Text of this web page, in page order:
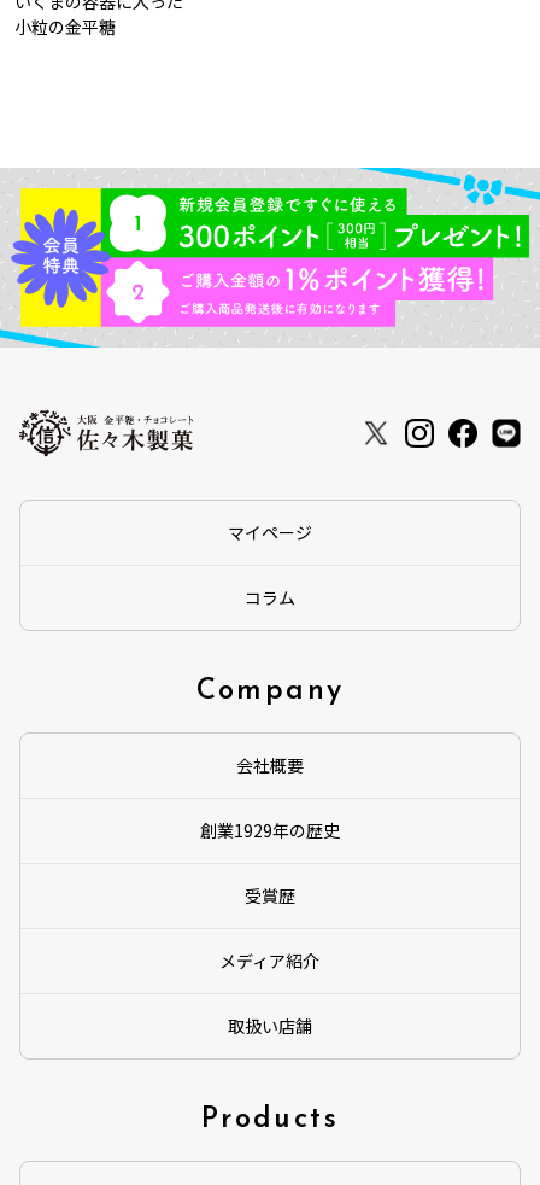
小粒の金平糖
マイページ
コラム
Company
会社概要
創業1929年の歴史
受賞歴
メディア紹介
取扱い店舗
Products